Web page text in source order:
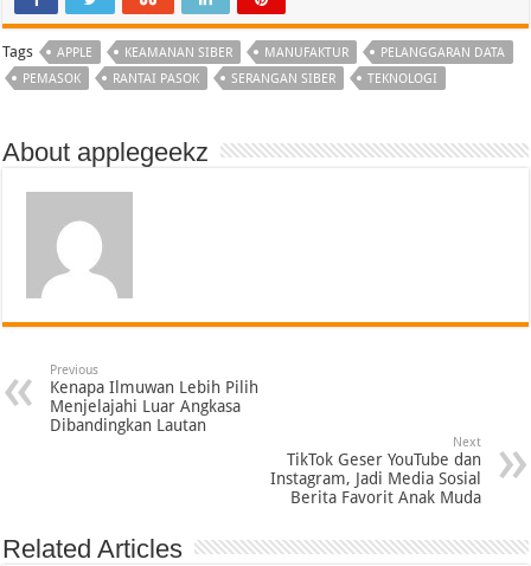
Tags APPLE KEAMANAN SIBER MANUFAKTUR
PELANGGARAN DATA
PEMASOK
RANTAI PASOK SERANGAN SIBER TEKNOLOGI
About applegeekz
Previous
Kenapa Ilmuwan Lebih Pilih
Menjelajahi Luar Angkasa
Dibandingkan Lautan
Next
TikTok Geser YouTube dan
Instagram, Jadi Media Sosial
Berita Favorit Anak Muda
Related Articles